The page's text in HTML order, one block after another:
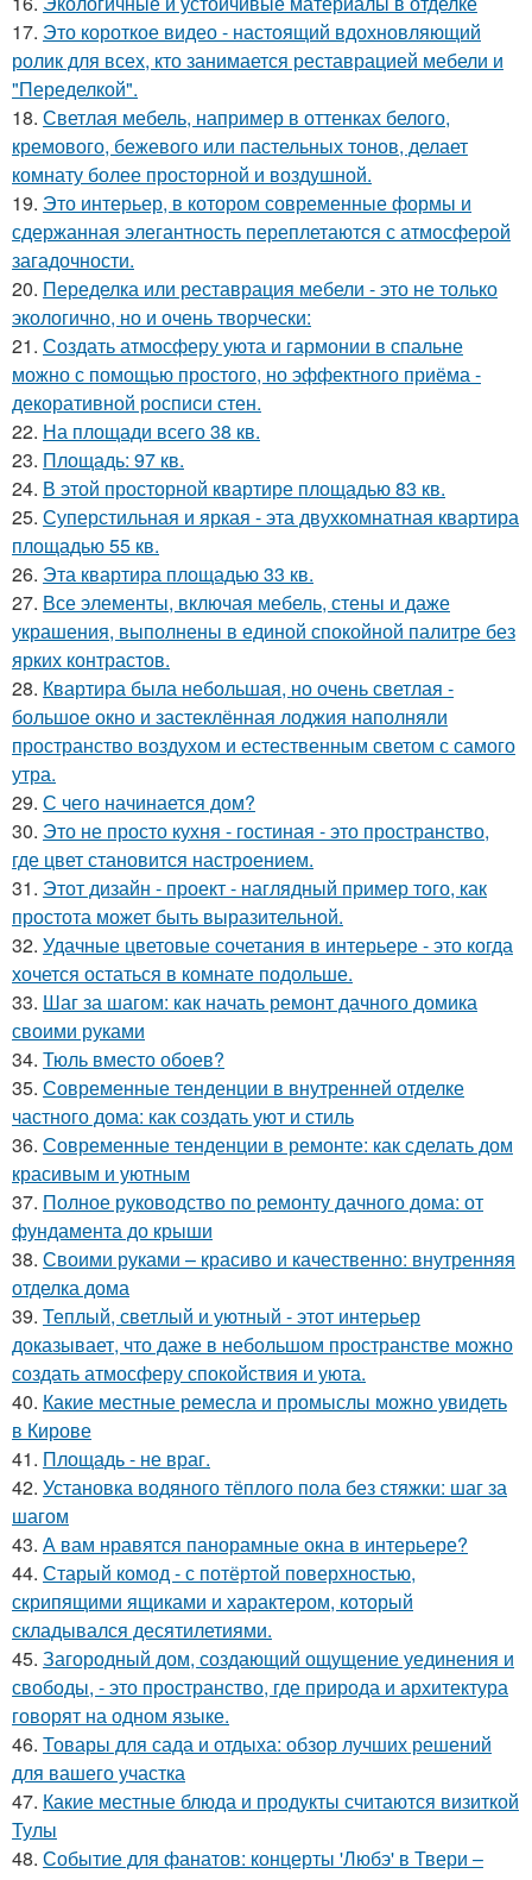
17. Это короткое видео - настоящий вдохновляющий
ролик для всех, кто занимается реставрацией мебели и
"Переделкой".
18. Светлая мебель, например в оттенках белого,
кремового, бежевого или пастельных тонов, делает
комнату более просторной и воздушной.
19. Это интерьер, в котором современные формы и
сдержанная элегантность переплетаются с атмосферой
загадочности.
20. Переделка или реставрация мебели - это не только
экологично, но и очень творчески:
21. Создать атмосферу уюта и гармонии в спальне
можно с помощью простого, но эффектного приёма -
декоративной росписи стен.
22. На площади всего 38 кв.
23. Площадь: 97 кв.
24. В этой просторной квартире площадью 83 кв.
25. Суперстильная и яркая - эта двухкомнатная квартира
площадью 55 кв.
26. Эта квартира площадью 33 кв.
27. Все элементы, включая мебель, стены и даже
украшения, выполнены в единой спокойной палитре без
ярких контрастов.
28. Квартира была небольшая, но очень светлая -
большое окно и застеклённая лоджия наполняли
пространство воздухом и естественным светом с самого
утра.
29. С чего начинается дом?
30. Это не просто кухня - гостиная - это пространство,
где цвет становится настроением.
31. Этот дизайн - проект - наглядный пример того, как
простота может быть выразительной.
32. Удачные цветовые сочетания в интерьере - это когда
хочется остаться в комнате подольше.
33. Шаг за шагом: как начать ремонт дачного домика
своими руками
34. Тюль вместо обоев?
35. Современные тенденции в внутренней отделке
частного дома: как создать уют и стиль
36. Современные тенденции в ремонте: как сделать дом
красивым и уютным
37. Полное руководство по ремонту дачного дома: от
фундамента до крыши
38. Своими руками – красиво и качественно: внутренняя
отделка дома
39. Теплый, светлый и уютный - этот интерьер
доказывает, что даже в небольшом пространстве можно
создать атмосферу спокойствия и уюта.
40. Какие местные ремесла и промыслы можно увидеть
в Кирове
41. Площадь - не враг.
42. Установка водяного тёплого пола без стяжки: шаг за
шагом
43. А вам нравятся панорамные окна в интерьере?
44. Старый комод - с потёртой поверхностью,
скрипящими ящиками и характером, который
складывался десятилетиями.
45. Загородный дом, создающий ощущение уединения и
свободы, - это пространство, где природа и архитектура
говорят на одном языке.
46. Товары для сада и отдыха: обзор лучших решений
для вашего участка
47. Какие местные блюда и продукты считаются визиткой
Тулы
48. Событие для фанатов: концерты 'Любэ' в Твери –